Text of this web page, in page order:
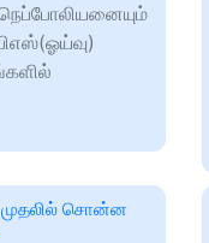
முதலில் சொன்ன